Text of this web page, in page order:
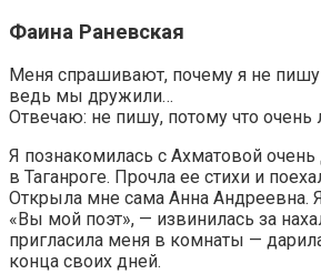
Фаина Раневская
Меня спрашивают, почему я не
ведь мы дружили…
Отвечаю: не пишу, потому что
Я познакомилась с Ахматовой
в Таганроге. Прочла ее стихи и
Открыла мне сама Анна Андреевна.
«Вы мой поэт», — извинилась за
пригласила меня в комнаты —
конца своих дней.